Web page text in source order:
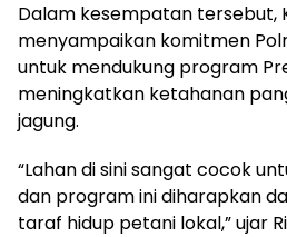
Dalam kesempatan tersebut,
menyampaikan komitmen
untuk mendukung program
meningkatkan ketahanan
jagung.
“Lahan di sini sangat cocok
dan program ini diharapkan
taraf hidup petani lokal,” ujar